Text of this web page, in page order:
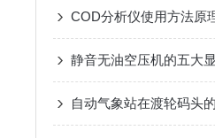
COD分析仪使用方法原
自动气象站在渡轮码头